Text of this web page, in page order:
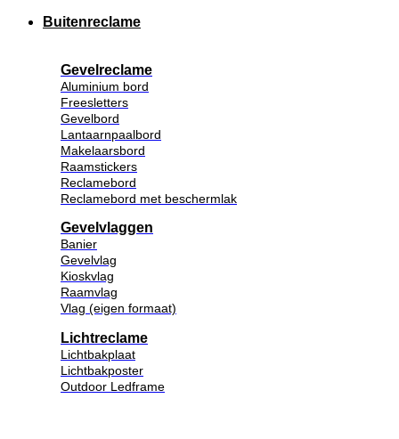
Buitenreclame
Gevelreclame
Aluminium bord
Freesletters
Gevelbord
Lantaarnpaalbord
Makelaarsbord
Raamstickers
Reclamebord
Reclamebord met beschermlak
Gevelvlaggen
Banier
Gevelvlag
Kioskvlag
Raamvlag
Vlag (eigen formaat)
Lichtreclame
Lichtbakplaat
Lichtbakposter
Outdoor Ledframe